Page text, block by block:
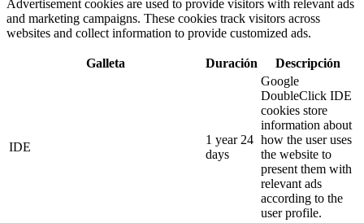
Advertisement cookies are used to provide visitors with relevant ads
and marketing campaigns. These cookies track visitors across
websites and collect information to provide customized ads.
Galleta Duración Descripción
IDE
1 year 24
days
Google
DoubleClick IDE
cookies store
information about
how the user uses
the website to
present them with
relevant ads
according to the
user profile.